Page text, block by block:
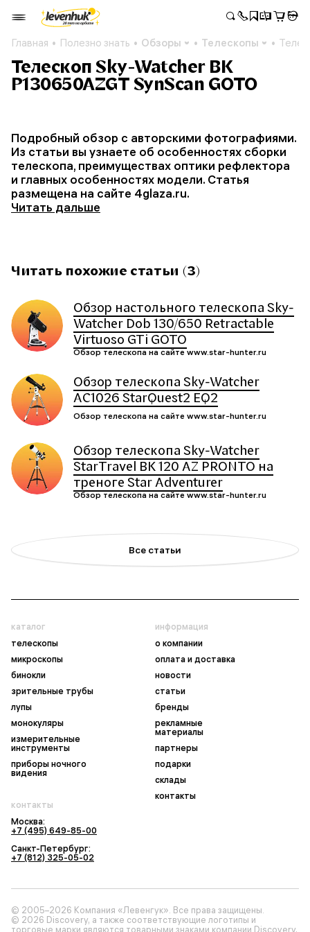
Главная Полезно знать Обзоры Телескопы
Телескоп Sky-Watcher BK
P130650AZGT SynScan GOTO
Подробный обзор с авторскими фотографиями.
Из статьи вы узнаете об особенностях сборки
телескопа, преимуществах оптики рефлектора
и главных особенностях модели. Статья
размещена на сайте 4glaza.ru.
Читать дальше
Читать похожие статьи (3)
Обзор настольного телескопа Sky-
Watcher Dob 130/650 Retractable
Virtuoso GTi GOTO
Обзор телескопа на сайте www.star-hunter.ru
Обзор телескопа Sky-Watcher
AC1026 StarQuest2 EQ2
Обзор телескопа на сайте www.star-hunter.ru
Обзор телескопа Sky-Watcher
StarTravel BK 120 AZ PRONTO на
треноге Star Adventurer
Обзор телескопа на сайте www.star-hunter.ru
Все статьи
каталог
телескопы
микроскопы
бинокли
зрительные трубы
лупы
монокуляры
измерительные
инструменты
приборы ночного
видения
информация
о компании
оплата и доставка
новости
статьи
бренды
рекламные
материалы
партнеры
подарки
склады
контакты
контакты
Москва:
+7 (495) 649-85-00
Санкт-Петербург:
+7 (812) 325-05-02
© 2005–2026 Компания «Левенгук». Все права защищены.
© 2026 Discovery, а также соответствующие логотипы и
торговые марки являются товарными знаками компании Discovery,